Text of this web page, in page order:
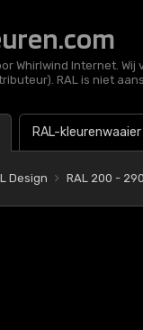
Whirlwind Internet.
RAL is niet
RAL-
Design RAL 200 - 290